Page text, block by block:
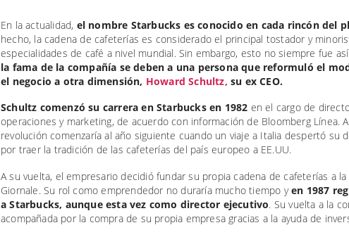
la
entrada
la
entrada
En la actualidad, el nombre Starbucks es conocido en cada rincón del
hecho, la cadena de cafeterías es considerado el principal tostador y
especialidades de café a nivel mundial. Sin embargo, esto no siempre fue así.
la fama de la compañía se deben a una persona que reformuló el
el negocio a otra dimensión, Howard Schultz, su ex CEO.
Schultz comenzó su carrera en Starbucks en 1982 en el cargo de
operaciones y marketing, de acuerdo con información de Bloomberg Línea.
revolución comenzaría al año siguiente cuando un viaje a Italia despertó su
por traer la tradición de las cafeterías del país europeo a EE.UU.
A su vuelta, el empresario decidió fundar su propia cadena de cafeterías a
Giornale. Su rol como emprendedor no duraría mucho tiempo yen 1987
a Starbucks, aunque esta vez como director ejecutivo. Su vuelta a la
acompañada por la compra de su propia empresa gracias a la ayuda de